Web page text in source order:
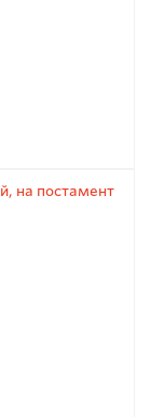
на постамент